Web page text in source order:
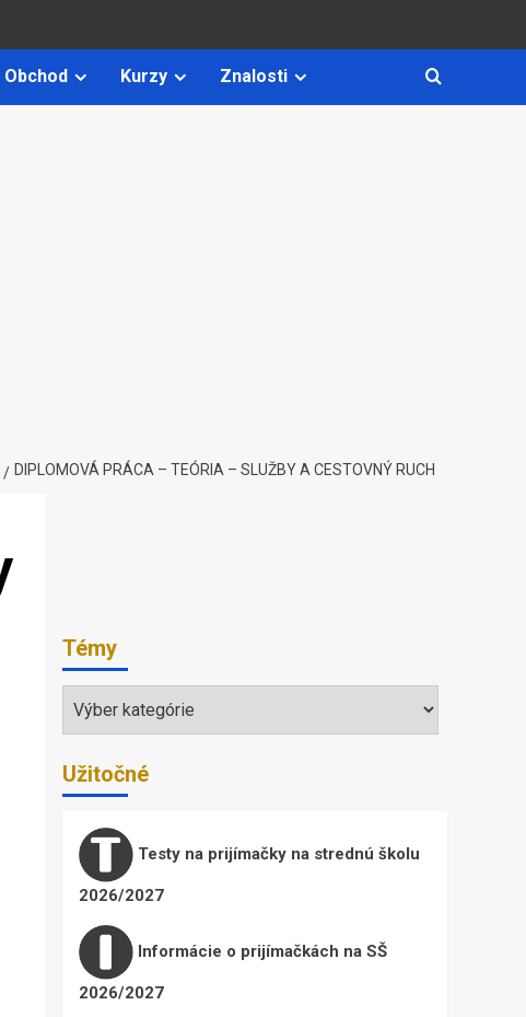
Obchod Kurzy Znalosti
DIPLOMOVÁ PRÁCA – TEÓRIA – SLUŽBY A CESTOVNÝ RUCH
Témy
Témy
Užitočné
Testy na prijímačky na strednú školu
2026/2027
Informácie o prijímačkách na SŠ
2026/2027